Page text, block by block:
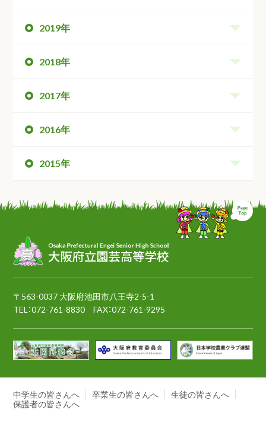
2019年
2018年
2017年
2016年
2015年
ペ
〒563-0037 大阪府池田市八王寺2-5-1
TEL：072-761-8830 FAX：072-761-9295
中学生の皆さんへ 卒業生の皆さんへ
生徒の皆さんへ
保護者の皆さんへ